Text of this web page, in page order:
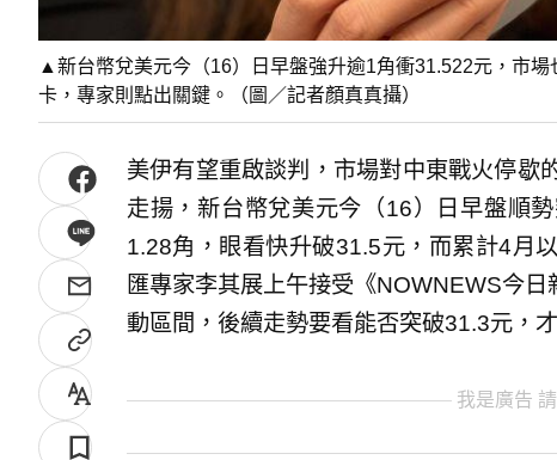
▲新台幣兌美元今（16）日早盤強升逾1角衝31.522元，市
卡，專家則點出關鍵。（圖／記者顏真真攝）
美伊有望重啟談判，市場對中東戰火停歇
走揚，新台幣兌美元今（16）日早盤順
1.28角，眼看快升破31.5元，而累計4月
匯專家李其展上午接受《NOWNEWS今
動區間，後續走勢要看能否突破31.3元，
我是廣告